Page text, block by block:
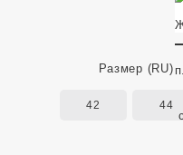
Размер (RU)
42 44